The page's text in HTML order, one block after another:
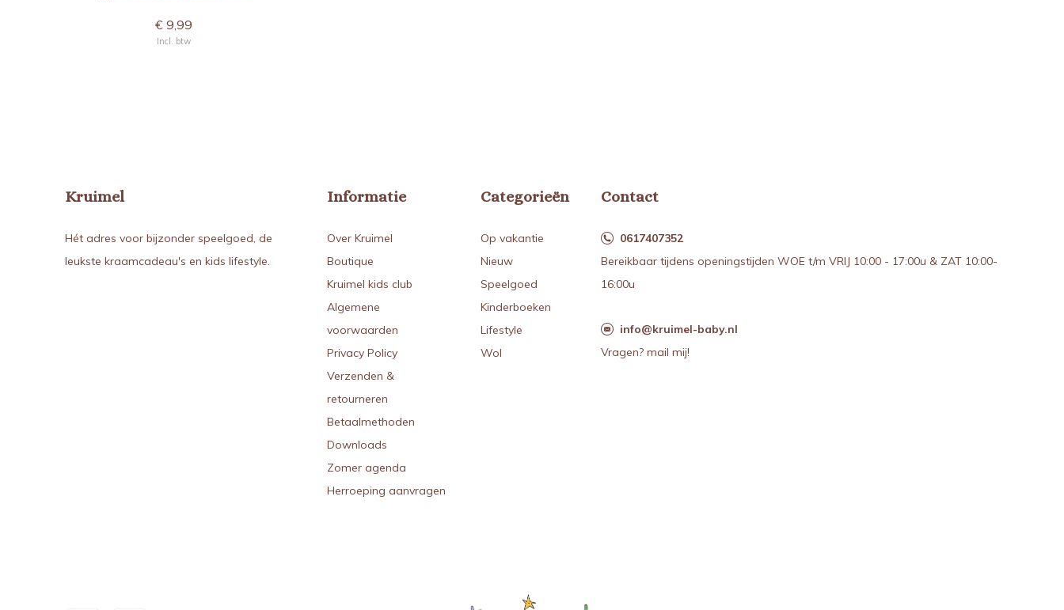
€ 9,99
Incl. btw
Kruimel
Hét adres voor bijzonder speelgoed, de
leukste kraamcadeau's en kids lifestyle.
Informatie
Over Kruimel
Boutique
Kruimel kids club
Algemene
voorwaarden
Privacy Policy
Verzenden &
retourneren
Betaalmethoden
Downloads
Zomer agenda
Herroeping aanvragen
Categorieën
Op vakantie
Nieuw
Speelgoed
Kinderboeken
Lifestyle
Wol
Contact
0617407352
Bereikbaar tijdens openingstijden WOE t/m VRIJ 10:00 - 17:00u & ZAT 10:00-
16:00u
info@kruimel-baby.nl
Vragen? mail mij!